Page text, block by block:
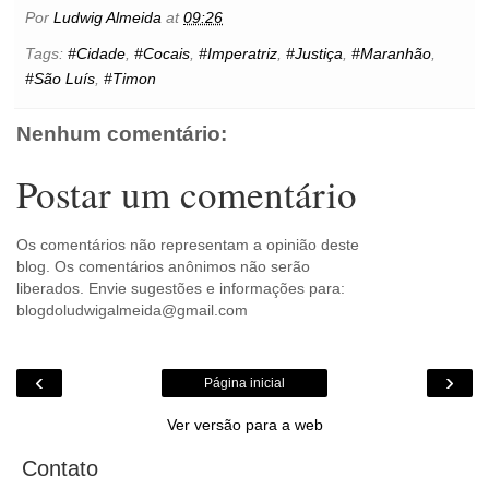
b
o
k
t
e
r
r
e
s
t
s
A
p
l
e
k
.
Por Ludwig Almeida at09:26
Tags: #Cidade #Cocais #Imperatriz #Justiça #Maranhão
#São Luís #Timon
Nenhum comentário:
Postar um comentário
Os comentários não representam a opinião deste
blog. Os comentários anônimos não serão
liberados. Envie sugestões e informações para:
blogdoludwigalmeida@gmail.com
‹ ›
Página inicial
Ver versão para a web
Contato